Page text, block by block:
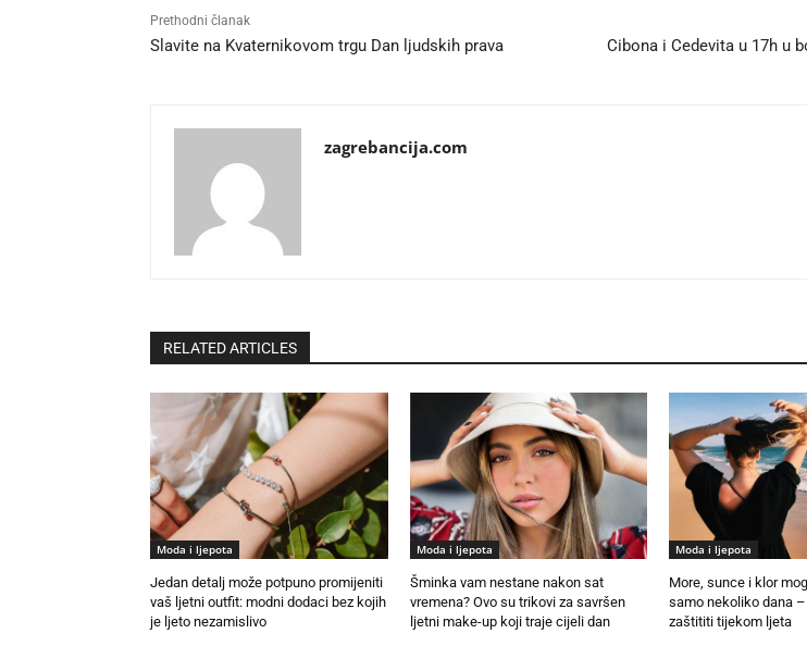
Prethodni članak
Slavite na Kvaternikovom trgu Dan ljudskih prava Cibona i Cedevita u 17h u
zagrebancija.com
RELATED ARTICLES
Moda i ljepota
Jedan detalj može potpuno promijeniti
vaš ljetni outfit: modni dodaci bez kojih
je ljeto nezamislivo
Moda i ljepota
Šminka vam nestane nakon sat
vremena? Ovo su trikovi za savršen
ljetni make-up koji traje cijeli dan
Moda i ljepota
More, sunce i klor
samo nekoliko dana
zaštititi tijekom ljeta